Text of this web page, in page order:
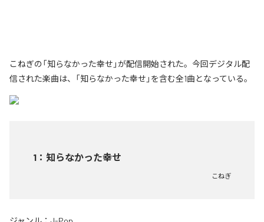
こねぎの「知らなかった幸せ」が配信開始された。今回デジタル配
信された楽曲は、「知らなかった幸せ」を含む全1曲となっている。
1 ： 知らなかった幸せ
こねぎ